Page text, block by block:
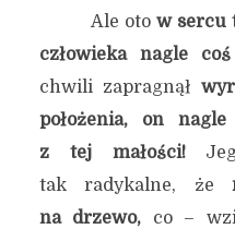
Ale otow sercu
człowieka nagle
chwili zapragnął
położenia, on
z tej małości!
tak radykalne, że
na drzewo, co –